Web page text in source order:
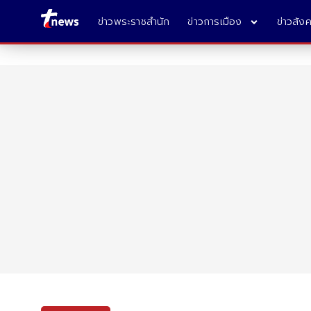
ข่าวพระราชสำนัก ข่าวการเมือง ข่าวสัง